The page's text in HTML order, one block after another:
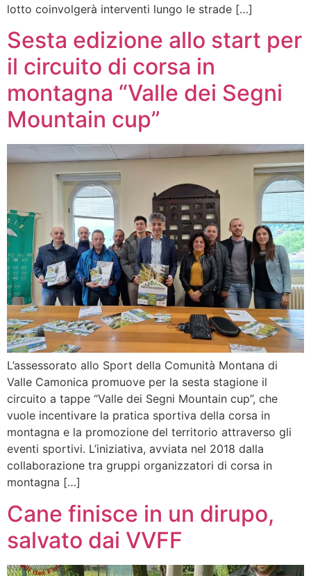
lotto coinvolgerà interventi lungo le strade […]
Sesta edizione allo start per
il circuito di corsa in
montagna “Valle dei Segni
Mountain cup”
L’assessorato allo Sport della Comunità Montana di
Valle Camonica promuove per la sesta stagione il
circuito a tappe “Valle dei Segni Mountain cup”, che
vuole incentivare la pratica sportiva della corsa in
montagna e la promozione del territorio attraverso gli
eventi sportivi. L’iniziativa, avviata nel 2018 dalla
collaborazione tra gruppi organizzatori di corsa in
montagna […]
Cane finisce in un dirupo,
salvato dai VVFF